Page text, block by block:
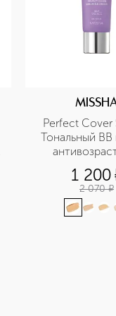
Perfect Cover
Тональный
сывороткой,
1 200
2 070 ¤